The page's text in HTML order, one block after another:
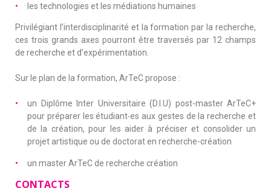
les technologies et les médiations humaines
Privilégiant l’interdisciplinarité et la formation par la recherche,
ces trois grands axes pourront être traversés par 12 champs
de recherche et d’expérimentation.
Sur le plan de la formation, ArTeC propose :
un Diplôme Inter Universitaire (D.I.U) post-master ArTeC+
pour préparer les étudiant‧es aux gestes de la recherche et
de la création, pour les aider à préciser et consolider un
projet artistique ou de doctorat en recherche-création
un master ArTeC de recherche création
CONTACTS